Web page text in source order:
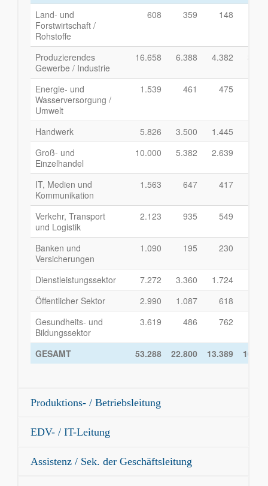
GESAMT 53.288 22.800 13.389
Land- und
Forstwirtschaft /
Rohstoffe
608 359 148
Produzierendes
Gewerbe / Industrie
16.658 6.388 4.382
Energie- und
Wasserversorgung /
Umwelt
1.539 461 475
Handwerk 5.826 3.500 1.445
Groß- und
Einzelhandel
10.000 5.382 2.639
IT, Medien und
Kommunikation
1.563 647 417
Verkehr, Transport
und Logistik
2.123 935 549
Banken und
Versicherungen
1.090 195 230
Dienstleistungssektor 7.272 3.360 1.724
Öffentlicher Sektor
2.990 1.087 618
Gesundheits- und
Bildungssektor
3.619 486 762
Produktions- / Betriebsleitung
EDV- / IT-Leitung
Assistenz / Sek. der Geschäftsleitung